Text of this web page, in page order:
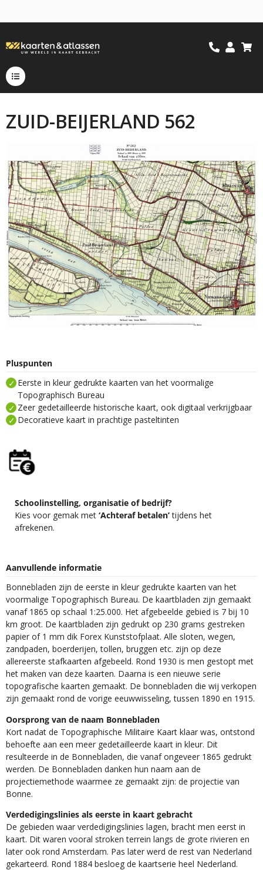
ZUID-BEIJERLAND 562
Pluspunten
Eerste in kleur gedrukte kaarten van het voormalige
Topographisch Bureau
Zeer gedetailleerde historische kaart, ook digitaal verkrijgbaar
Decoratieve kaart in prachtige pasteltinten
Schoolinstelling, organisatie of bedrijf?
Kies voor gemak met ‘Achteraf betalen’tijdens het
afrekenen.
Aanvullende informatie
Bonnebladen zijn de eerste in kleur gedrukte kaarten van het
voormalige Topographisch Bureau. De kaartbladen zijn gemaakt
vanaf 1865 op schaal 1:25.000. Het afgebeelde gebied is 7 bij 10
km groot. De kaartbladen zijn gedrukt op 230 grams gestreken
papier of 1 mm dik Forex Kunststofplaat. Alle sloten, wegen,
zandpaden, boerderijen, tollen, bruggen etc. zijn op deze
allereerste stafkaarten afgebeeld. Rond 1930 is men gestopt met
het maken van deze kaarten. Daarna is een nieuwe serie
topografische kaarten gemaakt. De bonnebladen die wij verkopen
zijn gemaakt rond de vorige eeuwwisseling, tussen 1890 en 1915.
Oorsprong van de naam Bonnebladen
Kort nadat de Topographische Militaire Kaart klaar was, ontstond
behoefte aan een meer gedetailleerde kaart in kleur. Dit
resulteerde in de Bonnebladen, die vanaf ongeveer 1865 gedrukt
werden. De Bonnebladen danken hun naam aan de
projectiemethode waarmee ze gemaakt zijn: de projectie van
Bonne.
Verdedigingslinies als eerste in kaart gebracht
De gebieden waar verdedigingslinies lagen, bracht men eerst in
kaart. Dit waren vooral stroken terrein langs de grote rivieren en
later ook rond Amsterdam. Pas later werd de rest van Nederland
gekarteerd. Rond 1884 besloeg de kaartserie heel Nederland.